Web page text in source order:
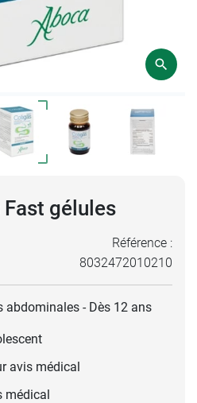
gélules
Référence :
8032472010210
abdominales - Dès 12 ans
avis médical
médical